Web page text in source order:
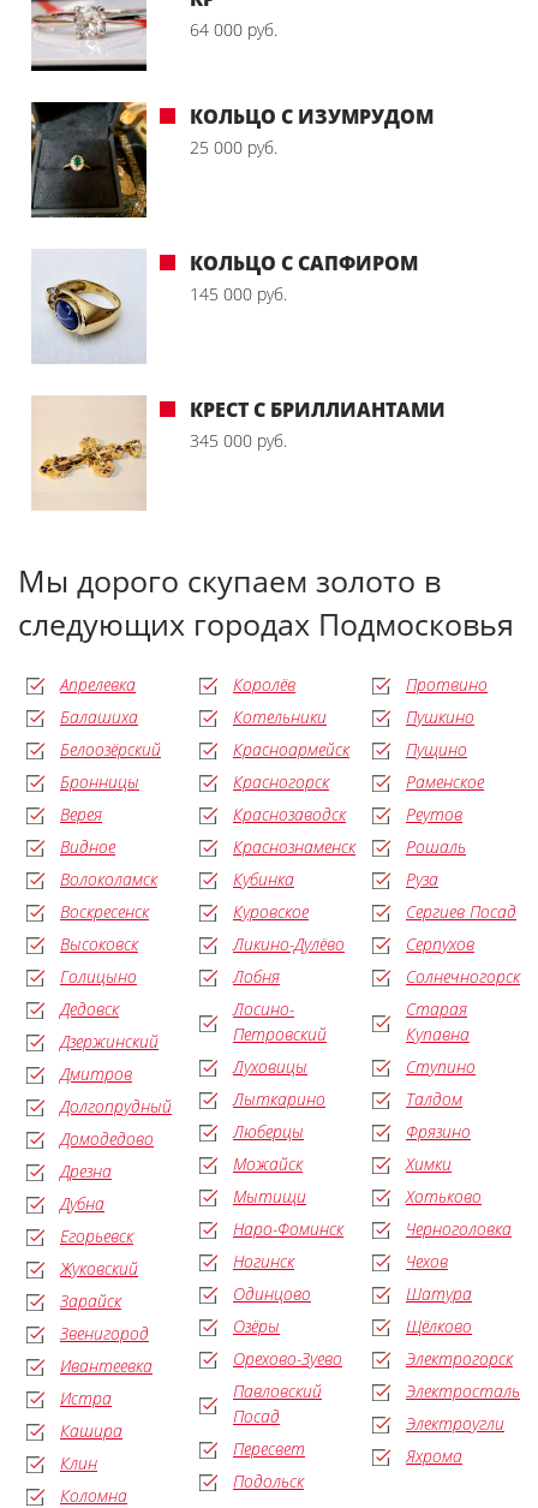
64 000 руб.
КОЛЬЦО С ИЗУМРУДОМ
25 000 руб.
КОЛЬЦО С САПФИРОМ
145 000 руб.
КРЕСТ С БРИЛЛИАНТАМИ
345 000 руб.
Мы дорого скупаем золото в
следующих городах Подмосковья
Апрелевка
Балашиха
Белоозёрский
Бронницы
Верея
Видное
Волоколамск
Воскресенск
Высоковск
Голицыно
Дедовск
Дзержинский
Дмитров
Долгопрудный
Домодедово
Дрезна
Дубна
Егорьевск
Жуковский
Зарайск
Звенигород
Ивантеевка
Истра
Кашира
Клин
Коломна
Королёв
Котельники
Красноармейск
Красногорск
Краснозаводск
Краснознаменск
Кубинка
Куровское
Ликино-Дулёво
Лобня
Лосино-
Петровский
Луховицы
Лыткарино
Люберцы
Можайск
Мытищи
Наро-Фоминск
Ногинск
Одинцово
Озёры
Орехово-Зуево
Павловский
Посад
Пересвет
Подольск
Протвино
Пушкино
Пущино
Раменское
Реутов
Рошаль
Руза
Сергиев Посад
Серпухов
Солнечногорск
Старая
Купавна
Ступино
Талдом
Фрязино
Химки
Хотьково
Черноголовка
Чехов
Шатура
Щёлково
Электрогорск
Электросталь
Электроугли
Яхрома